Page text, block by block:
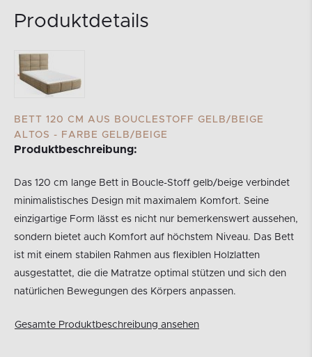
Produktdetails
BETT 120 CM AUS BOUCLESTOFF GELB/BEIGE
ALTOS - FARBE GELB/BEIGE
Produktbeschreibung:
Das 120 cm lange Bett in Boucle-Stoff gelb/beige verbindet
minimalistisches Design mit maximalem Komfort. Seine
einzigartige Form lässt es nicht nur bemerkenswert aussehen,
sondern bietet auch Komfort auf höchstem Niveau. Das Bett
ist mit einem stabilen Rahmen aus flexiblen Holzlatten
ausgestattet, die die Matratze optimal stützen und sich den
natürlichen Bewegungen des Körpers anpassen.
Gesamte Produktbeschreibung ansehen